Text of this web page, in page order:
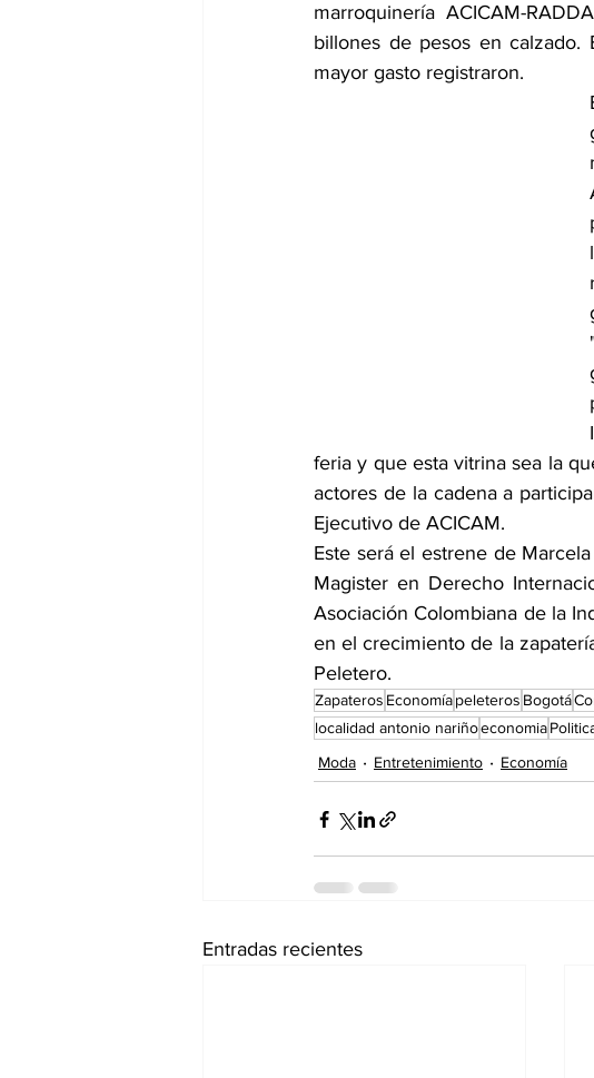
marroquinería ACICAM-
billones de pesos en calzado.
mayor gasto registraron.
feria y que esta vitrina sea la
actores de la cadena a
Ejecutivo de ACICAM.
Este será el estrene de
Magister en Derecho
Asociación Colombiana de la
en el crecimiento de la
Peletero.
Zapateros Economíapeleteros Bogotá
localidad antonio nariñoeconomia
Moda
Entretenimiento Economía
Entradas recientes